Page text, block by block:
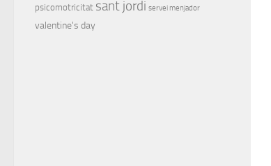
psicomotricitat sant jordi servei menjador
valentine's day